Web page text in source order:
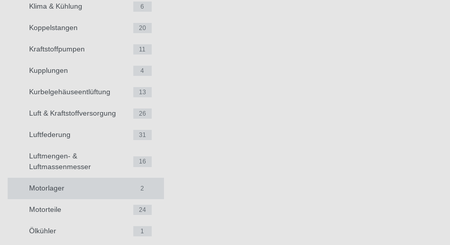
Klima & Kühlung 6
Koppelstangen 20
Kraftstoffpumpen 11
Kupplungen 4
Kurbelgehäuseentlüftung 13
Luft & Kraftstoffversorgung 26
Luftfederung 31
Luftmengen- &
Luftmassenmesser
16
Motorlager 2
Motorteile 24
Ölkühler 1